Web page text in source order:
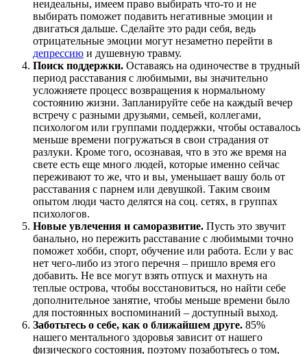
неидеальны, имеем право выбирать что-то и не
выбирать поможет подавить негативные эмоции и
двигаться дальше. Сделайте это ради себя, ведь
отрицательные эмоции могут незаметно перейти в
депрессию и душевную травму.
Поиск поддержки. Оставаясь на одиночестве в трудный
период расставания с любимыми, вы значительно
усложняете процесс возвращения к нормальному
состоянию жизни. Запланируйте себе на каждый вечер
встречу с разными друзьями, семьей, коллегами,
психологом или группами поддержки, чтобы оставалось
меньше времени погружаться в свои страдания от
разлуки. Кроме того, осознавая, что в это же время на
свете есть еще много людей, которые именно сейчас
переживают то же, что и вы, уменьшает вашу боль от
расставания с парнем или девушкой. Таким своим
опытом люди часто делятся на соц. сетях, в группах
психологов.
Новые увлечения и саморазвитие. Пусть это звучит
банально, но пережить расставание с любимыми точно
поможет хобби, спорт, обучение или работа. Если у вас
нет чего-либо из этого перечня – пришло время его
добавить. Не все могут взять отпуск и махнуть на
теплые острова, чтобы восстановиться, но найти себе
дополнительное занятие, чтобы меньше времени было
для постоянных воспоминаний – доступный выход.
Заботьтесь о себе, как о ближайшем друге. 85%
нашего ментального здоровья зависит от нашего
физического состояния, поэтому позаботьтесь о том,